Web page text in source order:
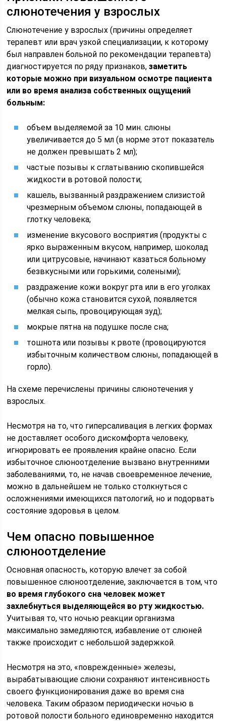
слюнотечения у взрослых
Слюнотечение у взрослых (причины определяет
терапевт или врач узкой специализации, к которому
был направлен больной по рекомендации терапевта)
диагностируется по ряду признаков,заметить
которые можно при визуальном осмотре пациента
или во время анализа собственных ощущений
больным:
объем выделяемой за 10 мин. слюны
увеличивается до 5 мл (в норме этот показатель
не должен превышать 2 мл);
частые позывы к сглатыванию скопившейся
жидкости в ротовой полости;
кашель, вызванный раздражением слизистой
чрезмерным объемом слюны, попадающей в
глотку человека;
изменение вкусового восприятия (продукты с
ярко выраженным вкусом, например, шоколад
или цитрусовые, начинают казаться больному
безвкусными или горькими, солеными);
раздражение кожи вокруг рта или в его уголках
(обычно кожа становится сухой, появляется
мелкая сыпь, провоцирующая зуд);
мокрые пятна на подушке после сна;
тошнота или позывы к рвоте (провоцируются
избыточным количеством слюны, попадающей в
горло).
На схеме перечислены причины слюнотечения у
взрослых.
Несмотря на то, что гиперсаливация в легких формах
не доставляет особого дискомфорта человеку,
игнорировать ее проявления крайне опасно. Если
избыточное слюноотделение вызвано внутренними
заболеваниями, то, не начав своевременное лечение,
можно в дальнейшем не только столкнуться с
осложнениями имеющихся патологий, но и подорвать
состояние здоровья в целом.
Чем опасно повышенное
слюноотделение
Основная опасность, которую влечет за собой
повышенное слюноотделение, заключается в том, что
во время глубокого сна человек может
захлебнуться выделяющейся во рту жидкостью.
Учитывая то, что ночью реакции организма
максимально замедляются, избавление от слюней
также происходит с небольшой задержкой.
Несмотря на это, «поврежденные» железы,
вырабатывающие слюни сохраняют интенсивность
своего функционирования даже во время сна
человека. Таким образом периодически ночью в
ротовой полости больного единовременно находится